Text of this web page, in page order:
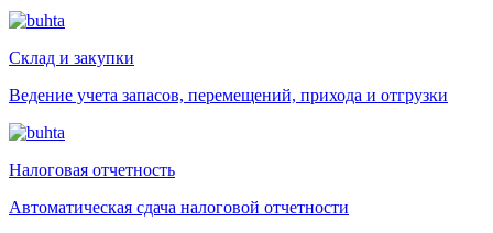
Склад и закупки
Ведение учета запасов, перемещений, прихода и отгрузки
Налоговая отчетность
Автоматическая сдача налоговой отчетности